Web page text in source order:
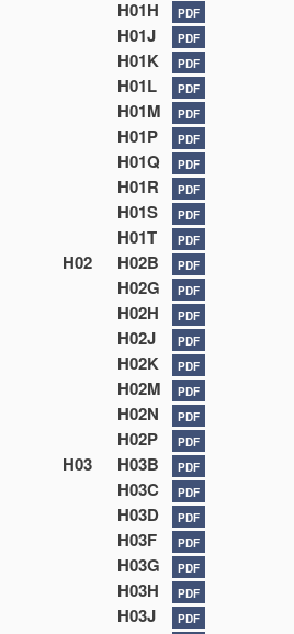
H01H PDF
H01J PDF
H01K PDF
H01L PDF
H01M PDF
H01P PDF
H01Q PDF
H01R PDF
H01S PDF
H01T PDF
H02 H02B PDF
H02G PDF
H02H PDF
H02J PDF
H02K PDF
H02M PDF
H02N PDF
H02P PDF
H03 H03B PDF
H03C PDF
H03D PDF
H03F PDF
H03G PDF
H03H PDF
H03J PDF